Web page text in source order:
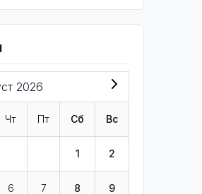
2026
Чт Пт Сб Вс
1 2
6 7 8 9